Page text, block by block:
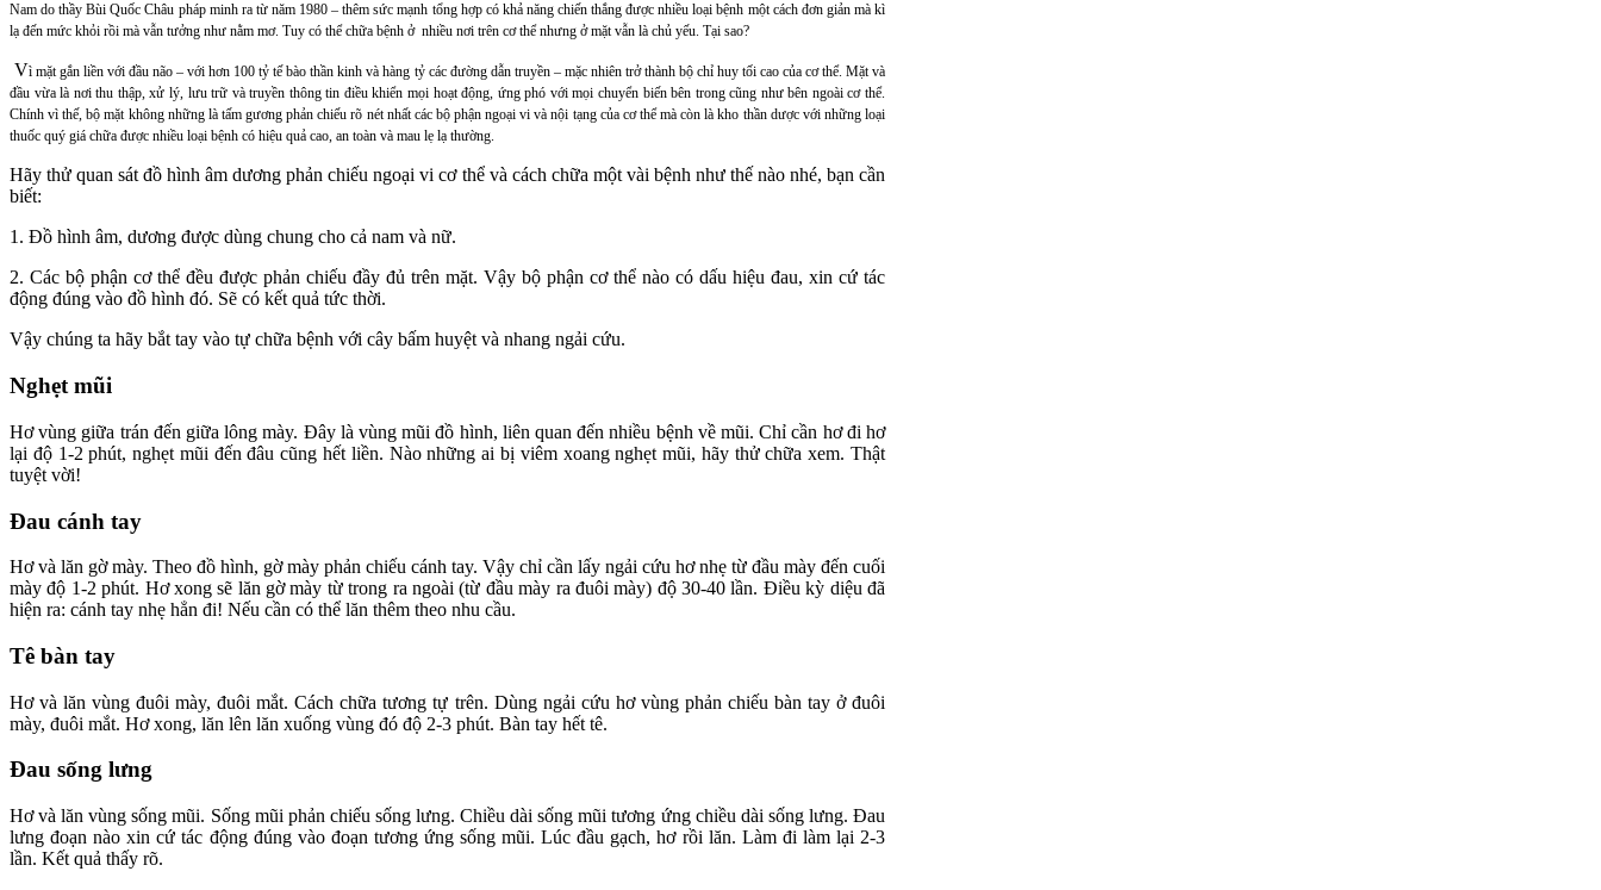
Nam do thầy Bùi Quốc Châu pháp minh ra từ năm 1980 – thêm sức mạnh tổng hợp có khả năng chiến thắng được nhiều loại bệnh một cách đơn giản mà kì
lạ đến mức khỏi rồi mà vẫn tưởng như nằm mơ. Tuy có thể chữa bệnh ở nhiều nơi trên cơ thể nhưng ở mặt vẫn là chủ yếu. Tại sao?
Vì mặt gắn liền với đầu não – với hơn 100 tỷ tế bào thần kinh và hàng tỷ các đường dẫn truyền – mặc nhiên trở thành bộ chỉ huy tối cao của cơ thể. Mặt và
đầu vừa là nơi thu thập, xử lý, lưu trữ và truyền thông tin điều khiển mọi hoạt động, ứng phó với mọi chuyển biến bên trong cũng như bên ngoài cơ thể.
Chính vì thế, bộ mặt không những là tấm gương phản chiếu rõ nét nhất các bộ phận ngoại vi và nội tạng của cơ thể mà còn là kho thần dược với những loại
thuốc quý giá chữa được nhiều loại bệnh có hiệu quả cao, an toàn và mau lẹ lạ thường.
Hãy thử quan sát đồ hình âm dương phản chiếu ngoại vi cơ thể và cách chữa một vài bệnh như thế nào nhé, bạn cần
biết:
1. Đồ hình âm, dương được dùng chung cho cả nam và nữ.
2. Các bộ phận cơ thể đều được phản chiếu đầy đủ trên mặt. Vậy bộ phận cơ thể nào có dấu hiệu đau, xin cứ tác
động đúng vào đồ hình đó. Sẽ có kết quả tức thời.
Vậy chúng ta hãy bắt tay vào tự chữa bệnh với cây bấm huyệt và nhang ngải cứu.
Nghẹt mũi
Hơ vùng giữa trán đến giữa lông mày. Đây là vùng mũi đồ hình, liên quan đến nhiều bệnh về mũi. Chỉ cần hơ đi hơ
lại độ 1-2 phút, nghẹt mũi đến đâu cũng hết liền. Nào những ai bị viêm xoang nghẹt mũi, hãy thử chữa xem. Thật
tuyệt vời!
Đau cánh tay
Hơ và lăn gờ mày. Theo đồ hình, gờ mày phản chiếu cánh tay. Vậy chỉ cần lấy ngải cứu hơ nhẹ từ đầu mày đến cuối
mày độ 1-2 phút. Hơ xong sẽ lăn gờ mày từ trong ra ngoài (từ đầu mày ra đuôi mày) độ 30-40 lần. Điều kỳ diệu đã
hiện ra: cánh tay nhẹ hẳn đi! Nếu cần có thể lăn thêm theo nhu cầu.
Tê bàn tay
Hơ và lăn vùng đuôi mày, đuôi mắt. Cách chữa tương tự trên. Dùng ngải cứu hơ vùng phản chiếu bàn tay ở đuôi
mày, đuôi mắt. Hơ xong, lăn lên lăn xuống vùng đó độ 2-3 phút. Bàn tay hết tê.
Đau sống lưng
Hơ và lăn vùng sống mũi. Sống mũi phản chiếu sống lưng. Chiều dài sống mũi tương ứng chiều dài sống lưng. Đau
lưng đoạn nào xin cứ tác động đúng vào đoạn tương ứng sống mũi. Lúc đầu gạch, hơ rồi lăn. Làm đi làm lại 2-3
lần. Kết quả thấy rõ.